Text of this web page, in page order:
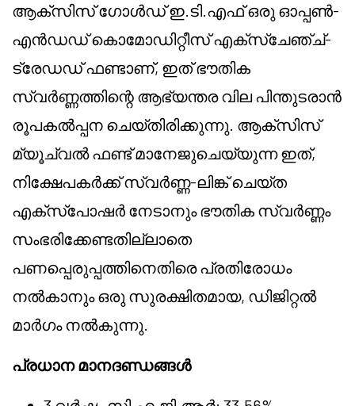
ആക്സിസ് ഗോൾഡ് ഇ.ടി.എഫ് ഒരു ഓപ്പൺ-
എൻഡഡ് കൊമോഡിറ്റീസ് എക്സ്ചേഞ്ച്-
ട്രേഡഡ് ഫണ്ടാണ്, ഇത് ഭൗതിക
സ്വർണ്ണത്തിന്റെ ആഭ്യന്തര വില പിന്തുടരാൻ
രൂപകൽപ്പന ചെയ്തിരിക്കുന്നു. ആക്സിസ്
മ്യൂച്വൽ ഫണ്ട് മാനേജുചെയ്യുന്ന ഇത്,
നിക്ഷേപകർക്ക് സ്വർണ്ണ-ലിങ്ക് ചെയ്ത
എക്സ്പോഷർ നേടാനും ഭൗതിക സ്വർണ്ണം
സംഭരിക്കേണ്ടതില്ലാതെ
പണപ്പെരുപ്പത്തിനെതിരെ പ്രതിരോധം
നൽകാനും ഒരു സുരക്ഷിതമായ, ഡിജിറ്റൽ
മാർഗം നൽകുന്നു.
പ്രധാന മാനദണ്ഡങ്ങൾ